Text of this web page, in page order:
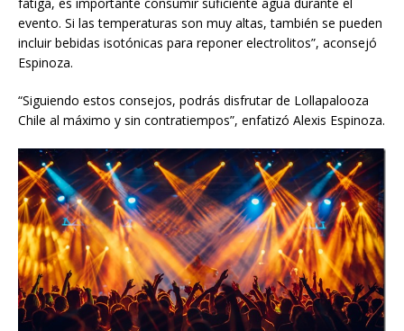
evento. Si las temperaturas son muy altas, también se pueden
incluir bebidas isotónicas para reponer electrolitos”, aconsejó
Espinoza.
“Siguiendo estos consejos, podrás disfrutar de Lollapalooza
Chile al máximo y sin contratiempos”, enfatizó Alexis Espinoza.